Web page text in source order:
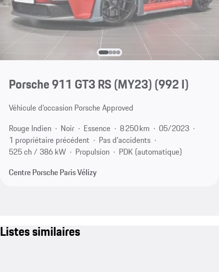
Porsche 911 GT3 RS (MY23)(992 I)
Véhicule d’occasion Porsche Approved
Rouge Indien
Noir Essence 8 250 km
05/2023
1 propriétaire précédent
Pas d'accidents
525 ch / 386 kW
Propulsion
PDK (automatique)
Centre Porsche Paris Vélizy
Listes similaires